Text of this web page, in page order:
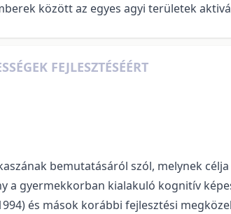
között az egyes agyi területek
FEJLESZTÉSÉÉRT
bemutatásáról szól, melynek
a gyermekkorban kialakuló kognitív
és mások korábbi fejlesztési